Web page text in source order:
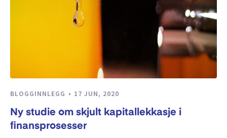
BLOGGINNLEGG 17 JUN, 2020
Ny studie om skjult kapitallekkasje i
finansprosesser